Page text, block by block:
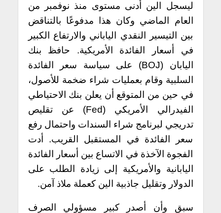
ليسجل الين أدنى مستوى منذ نوفمبر من
العام الماضي وكان هذا مدفوعًا بالتناقض
بين التيسير النقدي الياباني والارتفاع الكبير
في أسعار الفائدة الأمريكية. حافظ بنك
اليابان (BOJ) على سياسة سعر الفائدة
السلبية وقام بعمليات شراء ضخمة للأصول،
في حين من المتوقع أن يعلن بنك الاحتياطي
الفيدرالي الأمريكي (Fed) عن تقليص
تدريجي لبرنامج شراء السندات واحتمال رفع
سعر الفائدة في المستقبل القريب. أدت
الفجوة الآخذة في الاتساع بين أسعار الفائدة
اليابانية والأمريكية إلى زيادة الطلب على
الدولار وتقليل جاذبية الين كعملة ملاذ آمن.
سبق وأن أصدر كبير مسؤولي الصرف